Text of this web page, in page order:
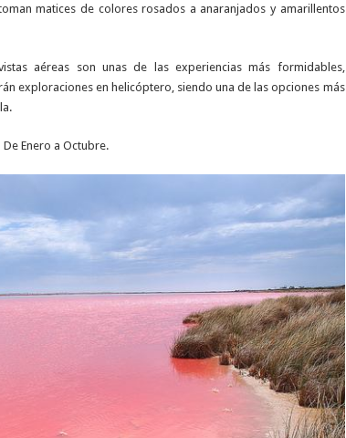
matices de colores rosados a anaranjados y amarillentos
aéreas son unas de las experiencias más formidables,
exploraciones en helicóptero, siendo una de las opciones más
De Enero a Octubre.